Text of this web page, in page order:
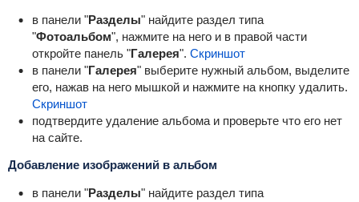
в панели "Разделы" найдите раздел типа
"Фотоальбом", нажмите на него и в правой части
откройте панель "Галерея". Скриншот
в панели "Галерея" выберите нужный альбом, выделите
его, нажав на него мышкой и нажмите на кнопку удалить.
Скриншот
подтвердите удаление альбома и проверьте что его нет
на сайте.
Добавление изображений в альбом
в панели "Разделы" найдите раздел типа